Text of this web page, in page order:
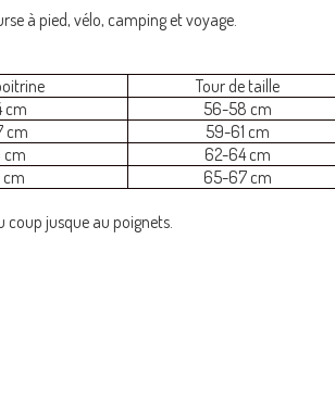
à pied, vélo, camping et voyage.
Tour de taille
cm 56-58 cm
cm 59-61 cm
cm 62-64 cm
cm 65-67 cm
jusque au poignets.